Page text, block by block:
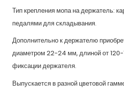
Тип крепления мопа на держатель:
педалями для складывания.
Дополнительно к держателю
диаметром 22-24 мм, длиной от 120-
фиксации держателя.
Выпускается в разной цветовой